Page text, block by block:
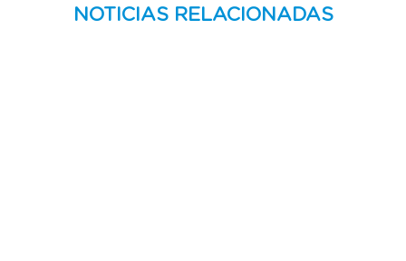
NOTICIAS RELACIONADAS